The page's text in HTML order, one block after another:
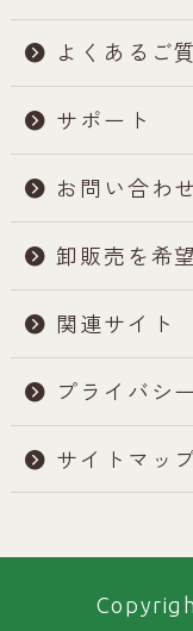
よくあるご
サポート
お問い合わ
卸販売を希
関連サイト
プライバシ
サイトマッ